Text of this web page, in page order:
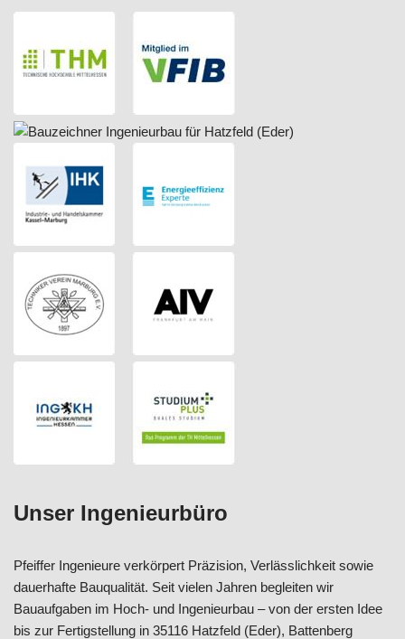
Unser Ingenieurbüro
Pfeiffer Ingenieure verkörpert Präzision, Verlässlichkeit sowie
dauerhafte Bauqualität. Seit vielen Jahren begleiten wir
Bauaufgaben im Hoch- und Ingenieurbau – von der ersten Idee
bis zur Fertigstellung in 35116 Hatzfeld (Eder), Battenberg